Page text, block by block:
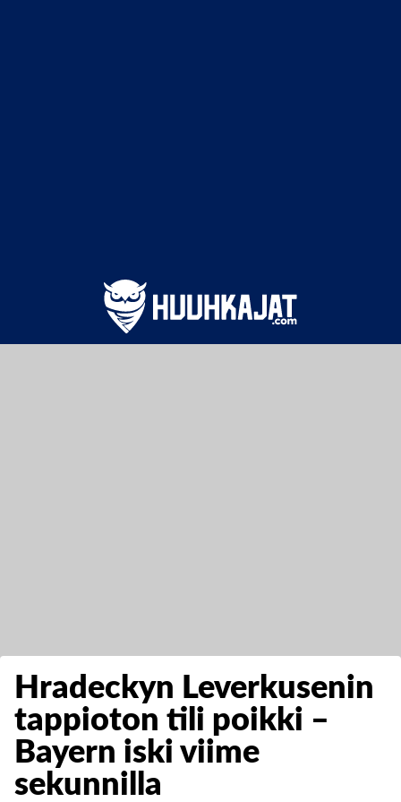
Hradeckyn Leverkusenin
tappioton tili poikki –
Bayern iski viime
sekunnilla